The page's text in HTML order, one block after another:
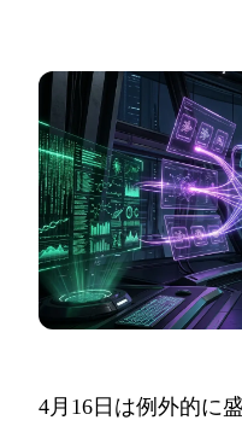
4月16日は例外的に